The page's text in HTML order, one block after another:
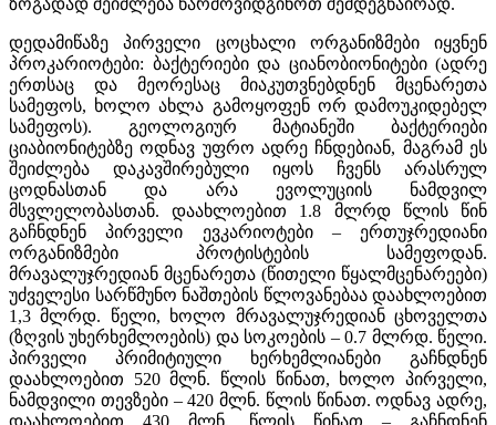
დედამიწაზე პირველი ცოცხალი ორგანიზმები იყვნენ
პროკარიოტები: ბაქტერიები და ციანობიონიტები (ადრე
ერთსაც და მეორესაც მიაკუთვნებდნენ მცენარეთა
სამეფოს, ხოლო ახლა გამოყოფენ ორ დამოუკიდებელ
სამეფოს). გეოლოგიურ მატიანეში ბაქტერიები
ციაბიონიტებზე ოდნავ უფრო ადრე ჩნდებიან, მაგრამ ეს
შეიძლება დაკავშირებული იყოს ჩვენს არასრულ
ცოდნასთან და არა ევოლუციის ნამდვილ
მსვლელობასთან. დაახლოებით 1.8 მლრდ წლის წინ
გაჩნდნენ პირველი ევკარიოტები – ერთუჯრედიანი
ორგანიზმები პროტისტების სამეფოდან.
მრავალუჯრედიან მცენარეთა (წითელი წყალმცენარეები)
უძველესი სარწმუნო ნაშთების წლოვანებაა დაახლოებით
1,3 მლრდ. წელი, ხოლო მრავალუჯრედიან ცხოველთა
(ზღვის უხერხემლოების) და სოკოების – 0.7 მლრდ. წელი.
პირველი პრიმიტიული ხერხემლიანები გაჩნდნენ
დაახლოებით 520 მლნ. წლის წინათ, ხოლო პირველი,
ნამდვილი თევზები – 420 მლნ. წლის წინათ. ოდნავ ადრე,
დაახლოებით 430 მლნ. წლის წინათ – გაჩნდნენ